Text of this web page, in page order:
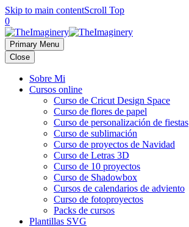
Skip to main contentScroll Top
0
Primary Menu
Close
Sobre Mi
Cursos online
Curso de Cricut Design Space
Curso de flores de papel
Curso de personalización de fiestas
Curso de sublimación
Curso de proyectos de Navidad
Curso de Letras 3D
Curso de 10 proyectos
Curso de Shadowbox
Cursos de calendarios de adviento
Curso de fotoproyectos
Packs de cursos
Plantillas SVG